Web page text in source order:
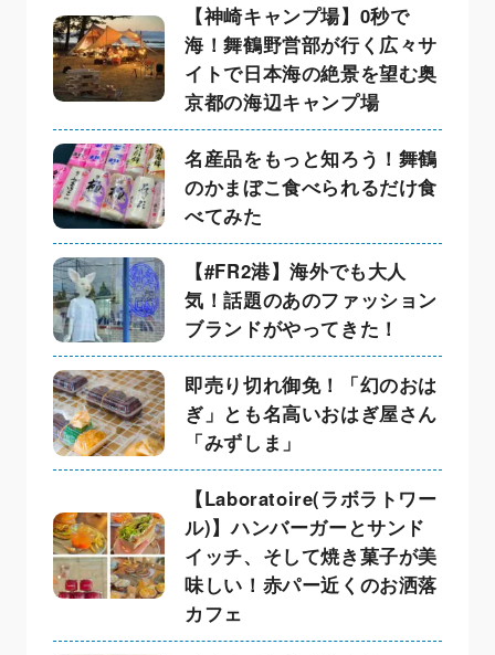
【神崎キャンプ場】0秒で
海！舞鶴野営部が行く広々サ
イトで日本海の絶景を望む奥
京都の海辺キャンプ場
名産品をもっと知ろう！舞鶴
のかまぼこ食べられるだけ食
べてみた
【#FR2港】海外でも大人
気！話題のあのファッション
ブランドがやってきた！
即売り切れ御免！「幻のおは
ぎ」とも名高いおはぎ屋さん
「みずしま」
【Laboratoire(ラボラトワー
ル)】ハンバーガーとサンド
イッチ、そして焼き菓子が美
味しい！赤パー近くのお洒落
カフェ